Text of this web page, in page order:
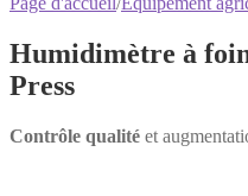
Humidimètre à
Press
Contrôle qualité et